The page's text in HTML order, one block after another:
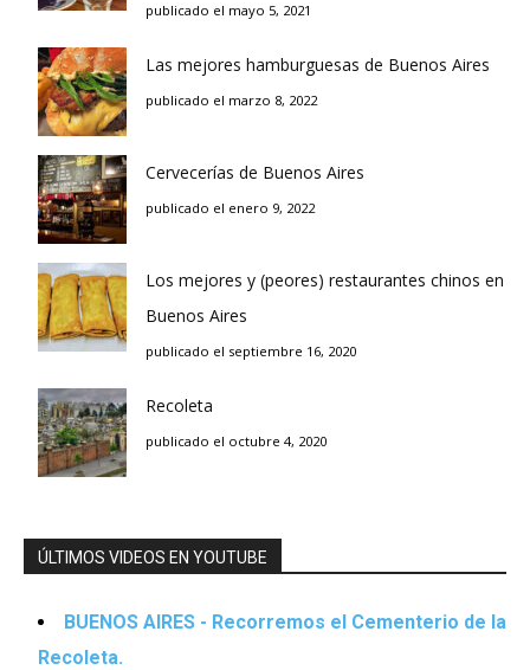
publicado el mayo 5, 2021
Las mejores hamburguesas de Buenos Aires
publicado el marzo 8, 2022
Cervecerías de Buenos Aires
publicado el enero 9, 2022
Los mejores y (peores) restaurantes chinos en
Buenos Aires
publicado el septiembre 16, 2020
Recoleta
publicado el octubre 4, 2020
ÚLTIMOS VIDEOS EN YOUTUBE
BUENOS AIRES - Recorremos el Cementerio de la
Recoleta.